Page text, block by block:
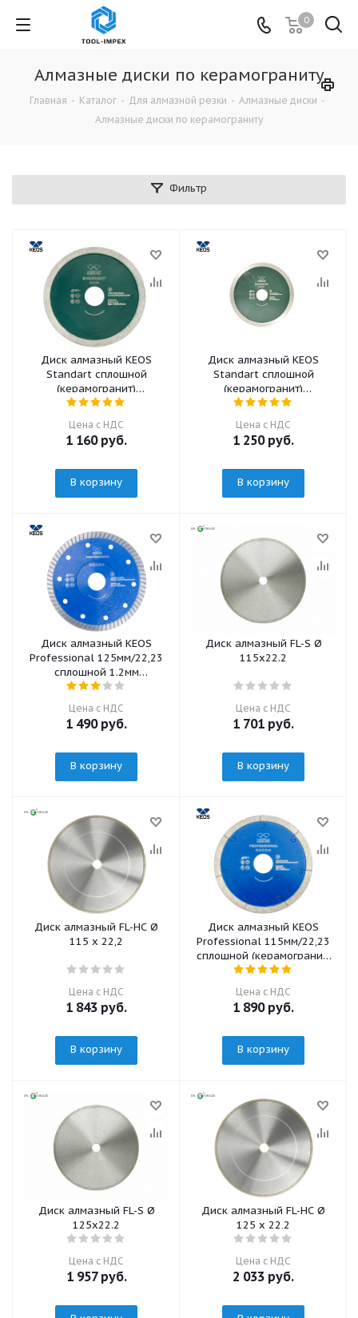
0
Алмазные диски по керамограниту
Главная - Каталог - Для алмазной резки - Алмазные диски -
Алмазные диски по керамограниту
Фильтр
Диск алмазный KEOS
Standart сплошной
(керамогранит)
115мм/22,23 (DBS01.115)
Цена с НДС
1 160руб.
В корзину
Диск алмазный KEOS
Standart сплошной
(керамогранит)
125мм/22,23 (DBS01.125)
Цена с НДС
1 250руб.
В корзину
Диск алмазный KEOS
Professional 125мм/22,23
сплошной 1.2мм
(DBP04.125)
Цена с НДС
1 490руб.
В корзину
Диск алмазный FL-S Ø
115х22.2
Цена с НДС
1 701 руб.
В корзину
Диск алмазный FL-HC Ø
115 x 22,2
Цена с НДС
1 843 руб.
В корзину
Диск алмазный KEOS
Professional 115мм/22,23
сплошной (керамогранит)
(DBP01.115)
Цена с НДС
1 890руб.
В корзину
Диск алмазный FL-S Ø
125х22.2
Цена с НДС
1 957руб.
Диск алмазный FL-HC Ø
125 x 22,2
Цена с НДС
2 033 руб.